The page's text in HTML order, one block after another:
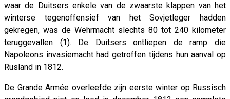
waar de Duitsers enkele van de zwaarste klappen van het
winterse tegenoffensief van het Sovjetleger hadden
gekregen, was de Wehrmacht slechts 80 tot 240 kilometer
teruggevallen (1). De Duitsers ontliepen de ramp die
Napoleons invasiemacht had getroffen tijdens hun aanval op
Rusland in 1812.
De Grande Armée overleefde zijn eerste winter op Russisch